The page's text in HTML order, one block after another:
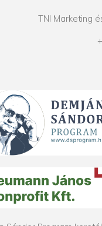
TNI Marketing